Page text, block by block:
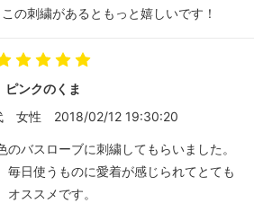
の刺繍があるともっと嬉しいです！
ピンクのくま
女性 2018/02/12 19:30:20
のバスローブに刺繍してもらいました。
毎日使うものに愛着が感じられてとても
オススメです。